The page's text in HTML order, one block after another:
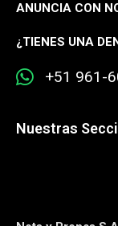
ANUNCIA CON
¿TIENES UNA
+51 961-
Nuestras